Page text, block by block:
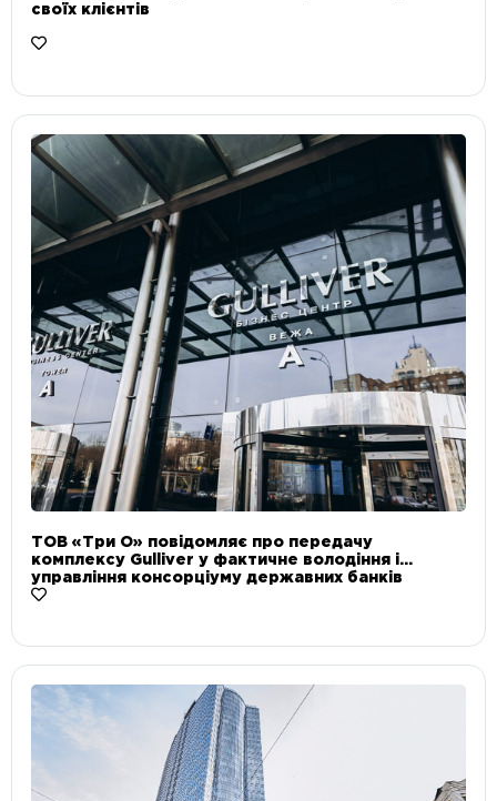
своїх клієнтів
ТОВ «Три О» повідомляє про передачу
комплексу Gulliver у фактичне володіння і
управління консорціуму державних банків